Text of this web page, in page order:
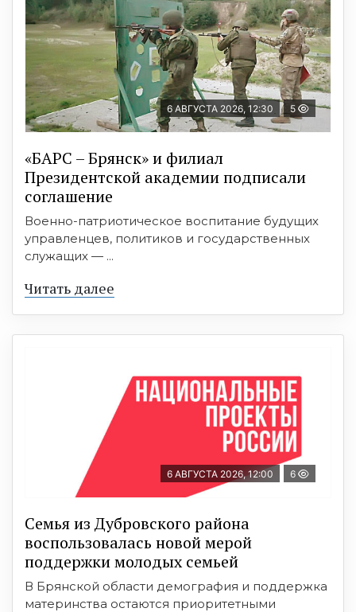
6 АВГУСТА 2026, 12:30 5
«БАРС – Брянск» и филиал
Президентской академии подписали
соглашение
Военно-патриотическое воспитание будущих
управленцев, политиков и государственных
служащих — ...
Читать далее
6 АВГУСТА 2026, 12:00 6
Семья из Дубровского района
воспользовалась новой мерой
поддержки молодых семьей
В Брянской области демография и поддержка
материнства остаются приоритетными